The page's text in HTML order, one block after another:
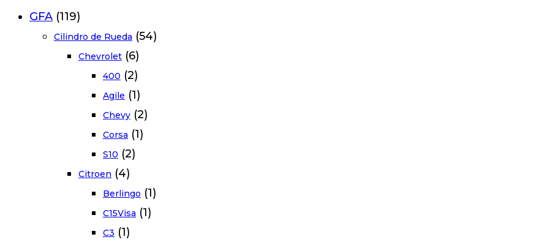
GFA (119)
Cilindro de Rueda (54)
Chevrolet (6)
400 (2)
Agile (1)
Chevy (2)
Corsa (1)
S10 (2)
Citroen (4)
Berlingo (1)
C15Visa (1)
C3 (1)